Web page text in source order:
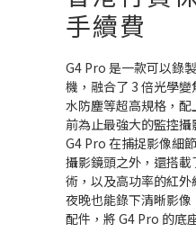
手續費
G4 Pro 是一款可以錄
機，融合了 3 倍光學
水防塵等超高規格，
前為止最強大的監控
G4 Pro 在捕捉影像細
攝影鏡頭之外，還搭
術，以及高功率的紅
夜晚也能錄下清晰影
配件，將 G4 Pro 的底